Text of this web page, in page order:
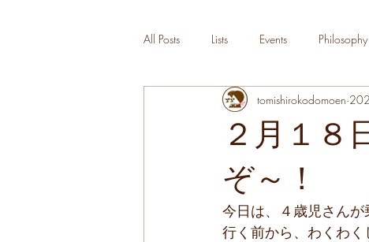
All Posts Lists Events Philosophy
２月１８
ぞ～！
tomishirokodomoen
今日は、４歳児さんが
行く前から、わくわ